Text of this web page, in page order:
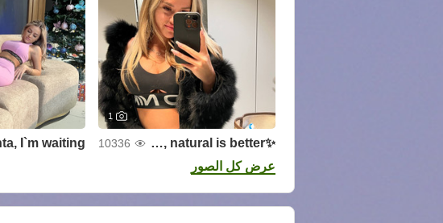
1
✨No make up for today, natural is better ✨
10336
عرض كل الصور